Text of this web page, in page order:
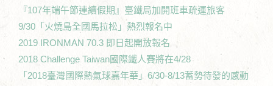
『107年端午節連續假期』臺鐵局加開班車疏運旅客
9/30「火燒島全國馬拉松」熱烈報名中
2019 IRONMAN 70.3 即日起開放報名
2018 Challenge Taiwan國際鐵人賽將在4/28
「2018臺灣國際熱氣球嘉年華」6/30-8/13蓄勢待發的感動